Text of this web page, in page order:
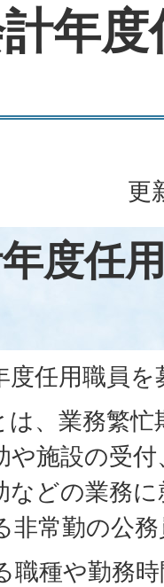
年
更
度任
度任用職員
は、業務繁
や施設の受
などの業務
非常勤の公
職種や勤務